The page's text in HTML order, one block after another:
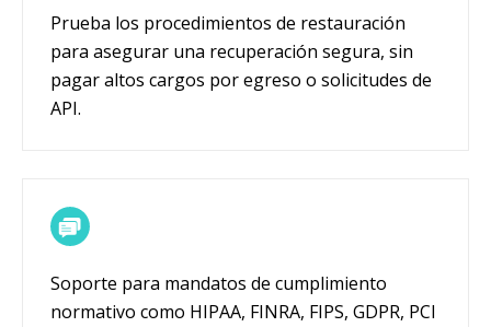
Prueba los procedimientos de restauración
para asegurar una recuperación segura, sin
pagar altos cargos por egreso o solicitudes de
API.
Soporte para mandatos de cumplimiento
normativo como HIPAA, FINRA, FIPS, GDPR, PCI